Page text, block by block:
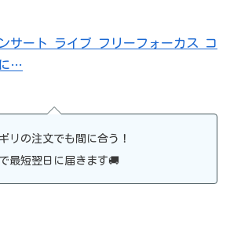
サート ライブ フリーフォーカス コ
…
リの注文でも間に合う！
で最短翌日に届きます🚚